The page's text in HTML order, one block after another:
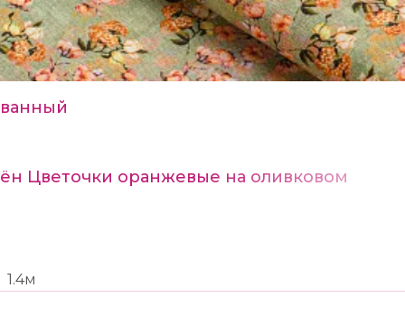
Цветочки оранжевые на оливковом
1.4м